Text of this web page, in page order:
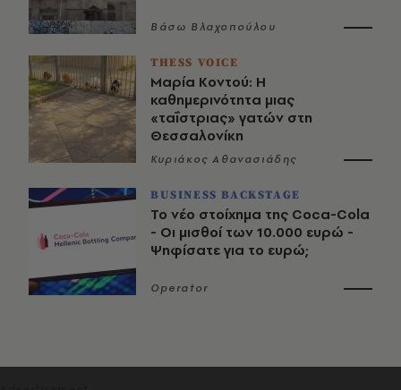
Βάσω Βλαχοπούλου
THESS VOICE
Μαρία Κοντού: Η
καθημερινότητα μιας
«ταΐστριας» γατών στη
Θεσσαλονίκη
Κυριάκος Αθανασιάδης
BUSINESS BACKSTAGE
Το νέο στοίχημα της Coca-Cola
- Οι μισθοί των 10.000 ευρώ -
Ψηφίσατε για το ευρώ;
Operator